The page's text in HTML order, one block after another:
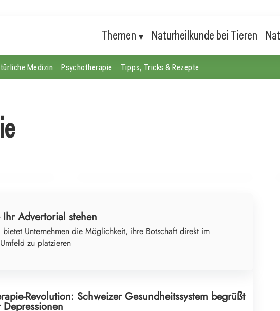
Themen Naturheilkunde bei Tieren
Medizin Psychotherapie Tipps, Tricks & Rezepte
in der
und
Advertorial stehen
Unternehmen die Möglichkeit, ihre Botschaft direkt im
zu platzieren
Revolution: Schweizer Gesundheitssystem begrüßt